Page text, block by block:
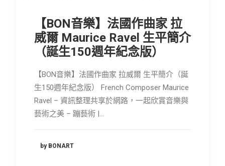
關於我們
SEARCH
【BON音樂】法國作曲家 拉
威爾 Maurice Ravel 生平簡介
（誕生150週年紀念版）
【BON音樂】法國作曲家 拉威爾 生平簡介（誕
生150週年紀念版） French Composer Maurice
Ravel – 資訊整理共享於網路，一起欣賞音樂與
藝術之美 – 蹦藝術 |…
by BONART